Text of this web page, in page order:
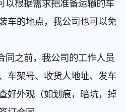
根据需求把准备运输的车
车的地点，我公司也可以免
之前，我公司的工作人员
车架号、收货人地址、发车
好外观（如划痕，暗坑，掉